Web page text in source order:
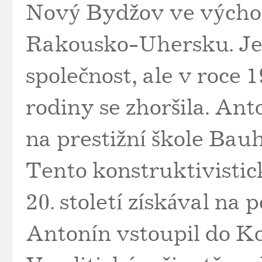
Nový Bydžov ve
Rakousko-Uhersku.
společnost, ale v roce
rodiny se zhoršila.
na prestižní škole
Tento
20. století získával na
Antonín vstoupil do